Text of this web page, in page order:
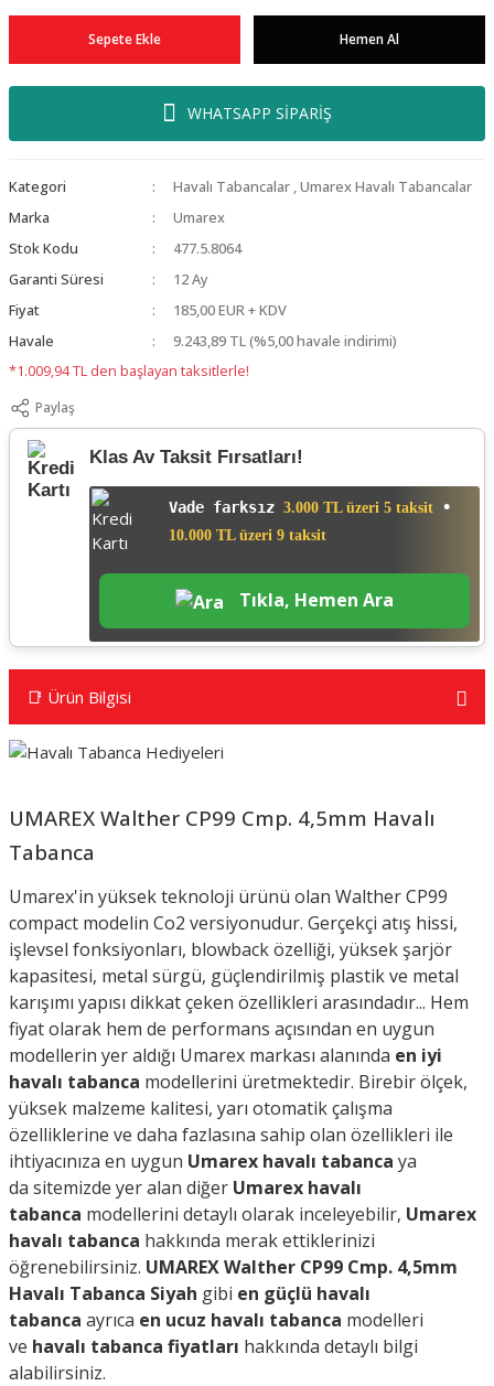
Sepete Ekle Hemen Al
WHATSAPP SİPARİŞ
Kategori Havalı Tabancalar ,Umarex Havalı Tabancalar
Marka
Umarex
Stok Kodu
477.5.8064
Garanti Süresi
12 Ay
Fiyat
185,00 EUR + KDV
Havale
9.243,89 TL (%5,00 havale indirimi)
*1.009,94 TL den başlayan taksitlerle!
Paylaş
Klas Av Taksit Fırsatları!
Vade farksız 3.000 TL üzeri 5 taksit •
10.000 TL üzeri 9 taksit
Tıkla, Hemen Ara
📑 Ürün Bilgisi
UMAREX Walther CP99 Cmp. 4,5mm Havalı
Tabanca
Umarex'in yüksek teknoloji ürünü olan Walther CP99
compact modelin Co2 versiyonudur. Gerçekçi atış hissi,
işlevsel fonksiyonları, blowback özelliği, yüksek şarjör
kapasitesi, metal sürgü, güçlendirilmiş plastik ve metal
karışımı yapısı dikkat çeken özellikleri arasındadır... Hem
fiyat olarak hem de performans açısından en uygun
modellerin yer aldığı Umarex markası alanında en iyi
havalı tabanca modellerini üretmektedir. Birebir ölçek,
yüksek malzeme kalitesi, yarı otomatik çalışma
özelliklerine ve daha fazlasına sahip olan özellikleri ile
ihtiyacınıza en uygun Umarex havalı tabanca ya
da sitemizde yer alan diğer Umarex havalı
tabanca modellerini detaylı olarak inceleyebilir, Umarex
havalı tabanca hakkında merak ettiklerinizi
öğrenebilirsiniz. UMAREX Walther CP99 Cmp. 4,5mm
Havalı Tabanca Siyah gibi en güçlü havalı
tabanca ayrıca en ucuz havalı tabanca modelleri
ve havalı tabanca fiyatları hakkında detaylı bilgi
alabilirsiniz.